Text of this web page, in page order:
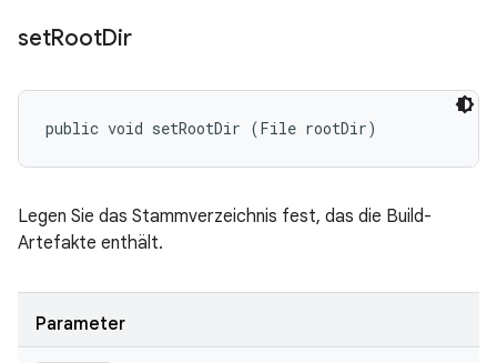
setRootDir
public void setRootDir (File rootDir)
Legen Sie das Stammverzeichnis fest, das die Build-
Artefakte enthält.
Parameter